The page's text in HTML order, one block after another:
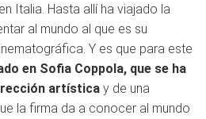
Italia. Hasta allí ha viajado la
al mundo al que es su
Y es que para este
en Sofia Coppola, que se ha
artística y de una
la firma da a conocer al mundo